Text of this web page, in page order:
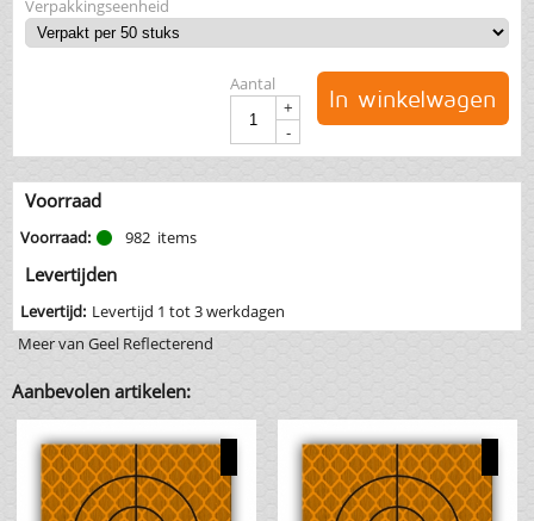
Verpakkingseenheid
Aantal
+
-
In winkelwagen
Voorraad
Voorraad: 982 items
Levertijden
Levertijd: Levertijd 1 tot 3 werkdagen
Meer van Geel Reflecterend
Aanbevolen artikelen: